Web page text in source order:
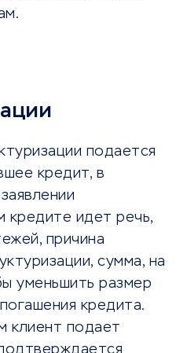
подается
кредит, в
кредите идет речь,
причина
сумма, на
уменьшить размер
кредита.
клиент подает